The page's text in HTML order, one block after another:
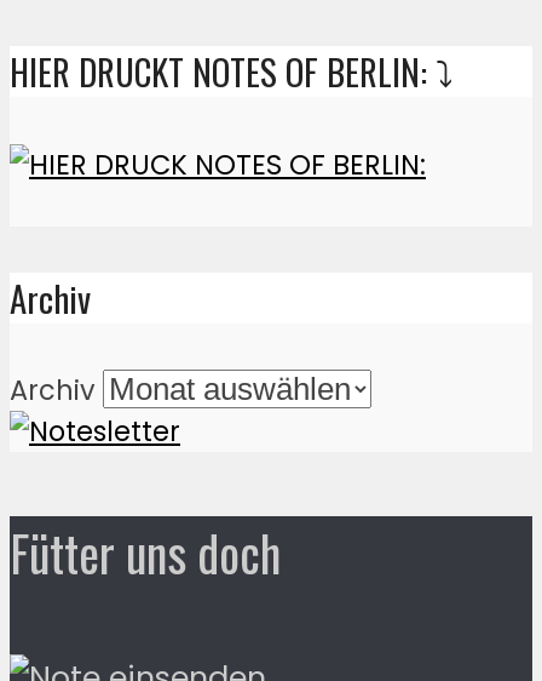
HIER DRUCKT NOTES OF BERLIN: ⤵️
Archiv
Archiv
Fütter uns doch